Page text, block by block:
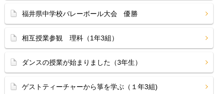
福井県中学校バレーボール大会 優勝
相互授業参観 理科（1年3組）
ダンスの授業が始まりました（3年生）
ゲストティーチャーから箏を学ぶ（１年3組)